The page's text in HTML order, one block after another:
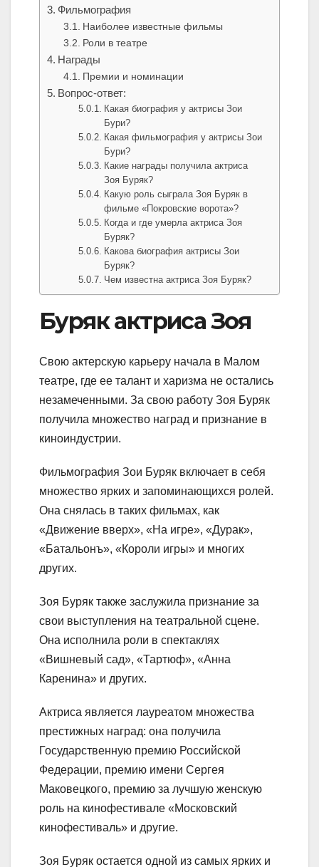
Фильмография
Наиболее известные фильмы
Роли в театре
Награды
Премии и номинации
Вопрос-ответ:
Какая биография у актрисы Зои
Бури?
Какая фильмография у актрисы Зои
Бури?
Какие награды получила актриса
Зоя Буряк?
Какую роль сыграла Зоя Буряк в
фильме «Покровские ворота»?
Когда и где умерла актриса Зоя
Буряк?
Какова биография актрисы Зои
Буряк?
Чем известна актриса Зоя Буряк?
Буряк актриса Зоя
Свою актерскую карьеру начала в Малом
театре, где ее талант и харизма не остались
незамеченными. За свою работу Зоя Буряк
получила множество наград и признание в
киноиндустрии.
Фильмография Зои Буряк включает в себя
множество ярких и запоминающихся ролей.
Она снялась в таких фильмах, как
«Движение вверх», «На игре», «Дурак»,
«Батальонъ», «Короли игры» и многих
других.
Зоя Буряк также заслужила признание за
свои выступления на театральной сцене.
Она исполнила роли в спектаклях
«Вишневый сад», «Тартюф», «Анна
Каренина» и других.
Актриса является лауреатом множества
престижных наград: она получила
Государственную премию Российской
Федерации, премию имени Сергея
Маковецкого, премию за лучшую женскую
роль на кинофестивале «Московский
кинофестиваль» и другие.
Зоя Буряк остается одной из самых ярких и